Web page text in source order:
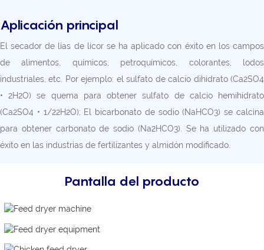
Aplicación principal
El secador de lías de licor se ha aplicado con éxito en los campos
de alimentos, químicos, petroquímicos, colorantes, lodos
industriales, etc. Por ejemplo: el sulfato de calcio dihidrato (Ca2SO4
• 2H2O) se quema para obtener sulfato de calcio hemihidrato
(Ca2SO4 • 1/22H2O); El bicarbonato de sodio (NaHCO3) se calcina
para obtener carbonato de sodio (Na2HCO3). Se ha utilizado con
éxito en las industrias de fertilizantes y almidón modificado.
Pantalla del producto